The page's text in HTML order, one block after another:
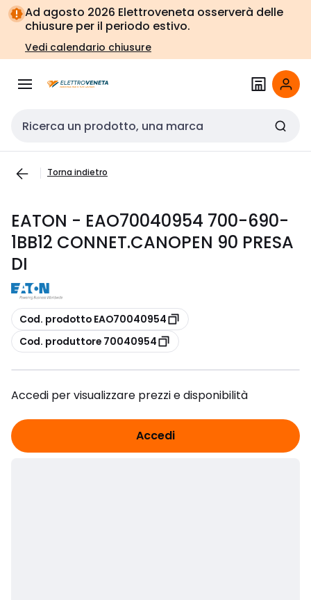
Vai alla
navigazione
Vai
alla
pagina
Ad agosto 2026 Elettroveneta osserverà delle
chiusure per il periodo estivo.
Vedi calendario chiusure
Cerca input
Torna indietro
EATON - EAO70040954 700-690-
1BB12 CONNET.CANOPEN 90 PRESA
DI
copia
Cod. prodotto EAO70040954
copia
Cod. produttore 70040954
Accedi per visualizzare prezzi e disponibilità
Accedi